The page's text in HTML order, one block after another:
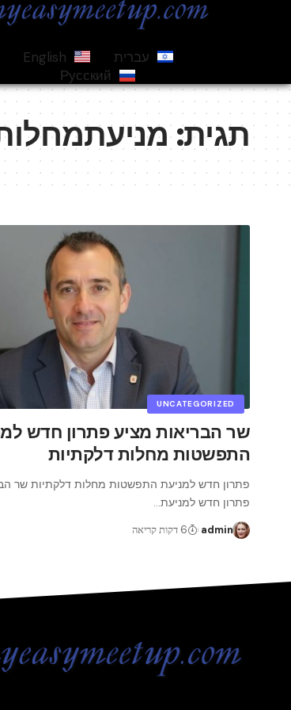
עברית
English
Русский
תגית:
UNCATEGORIZED
שר הבריאות מציע פתרון חדש
התפשטות מחלות דלקתיות
פתרון חדש למניעת התפשטות מחלות דלקתיות שר
פתרון חדש למניעת…
admin 6 דקות קריאה